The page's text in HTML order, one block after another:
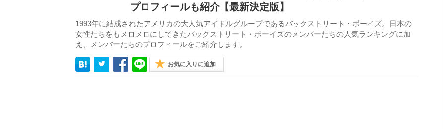
プロフィールも紹介【最新決定版】
1993年に結成されたアメリカの大人気アイドルグループであるバックストリート・ボーイズ。日本の
女性たちをもメロメロにしてきたバックストリート・ボーイズのメンバーたちの人気ランキングに加
え、メンバーたちのプロフィールをご紹介します。
お気に入りに追加